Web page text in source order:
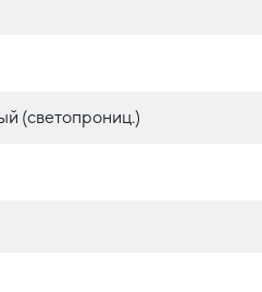
(светопрониц.)